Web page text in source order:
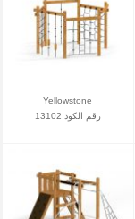
Yellowstone
رقم الكود 13102